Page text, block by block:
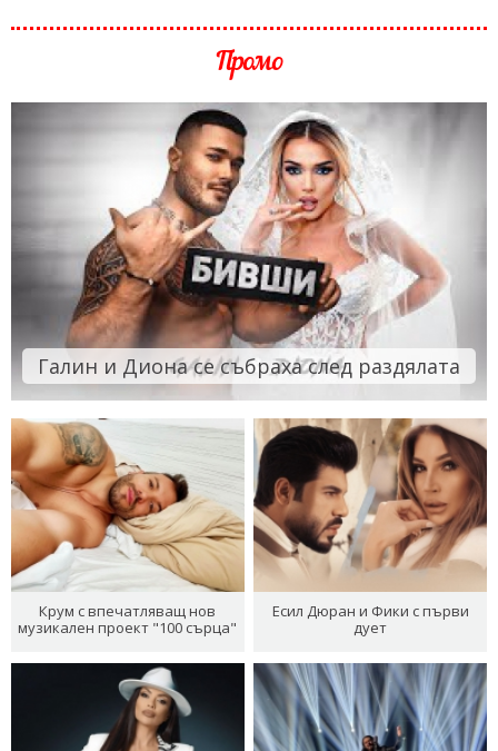
Промо
Галин и Диона се събраха след раздялата
Крум с впечатляващ нов
музикален проект "100 сърца"
Есил Дюран и Фики с първи
дует